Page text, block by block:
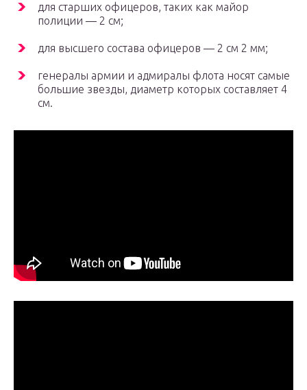
для старших офицеров, таких как майор
полиции — 2 см;
для высшего состава офицеров — 2 см 2 мм;
генералы армии и адмиралы флота носят самые
большие звезды, диаметр которых составляет 4
см.